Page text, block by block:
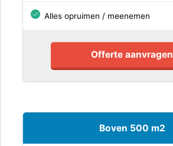
Alles opruimen / meenemen
Offerte aanvragen
Boven 500 m2